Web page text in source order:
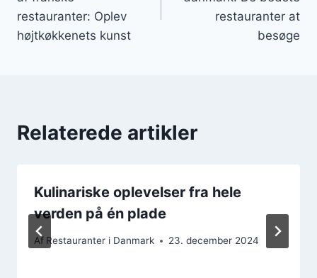
restauranter: Oplev
højtkøkkenets kunst
restauranter at
besøge
Relaterede artikler
Kulinariske oplevelser fra hele
verden på én plade
Af Restauranter i Danmark 23. december 2024